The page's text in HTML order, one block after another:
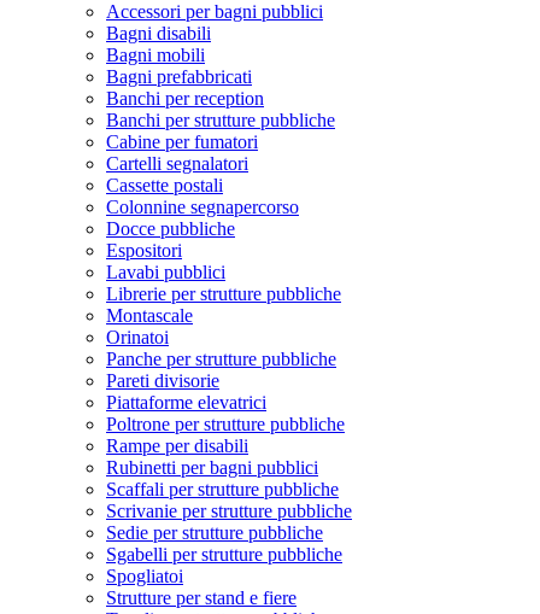
Accessori per bagni pubblici
Bagni disabili
Bagni mobili
Bagni prefabbricati
Banchi per reception
Banchi per strutture pubbliche
Cabine per fumatori
Cartelli segnalatori
Cassette postali
Colonnine segnapercorso
Docce pubbliche
Espositori
Lavabi pubblici
Librerie per strutture pubbliche
Montascale
Orinatoi
Panche per strutture pubbliche
Pareti divisorie
Piattaforme elevatrici
Poltrone per strutture pubbliche
Rampe per disabili
Rubinetti per bagni pubblici
Scaffali per strutture pubbliche
Scrivanie per strutture pubbliche
Sedie per strutture pubbliche
Sgabelli per strutture pubbliche
Spogliatoi
Strutture per stand e fiere